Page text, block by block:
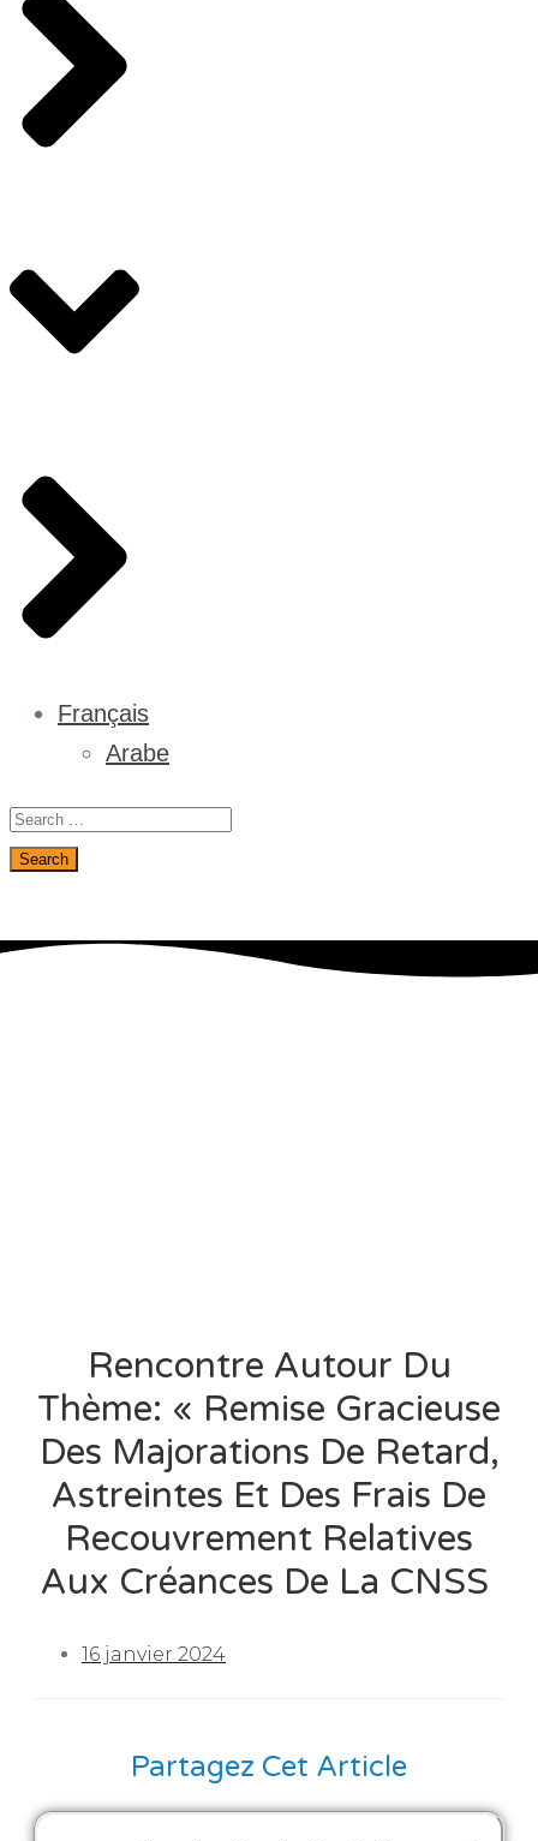
Français
Arabe
Rencontre Autour Du
Thème: « Remise Gracieuse
Des Majorations De Retard,
Astreintes Et Des Frais De
Recouvrement Relatives
Aux Créances De La CNSS
16 janvier 2024
Partagez Cet Article